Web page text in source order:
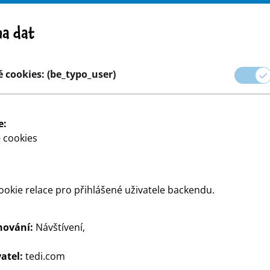
Kariéra
pro psaní - od studentů
dat
cookies: (be_typo_user)
relace pro přihlášené uživatele backendu.
Návštívení,
tedi.com